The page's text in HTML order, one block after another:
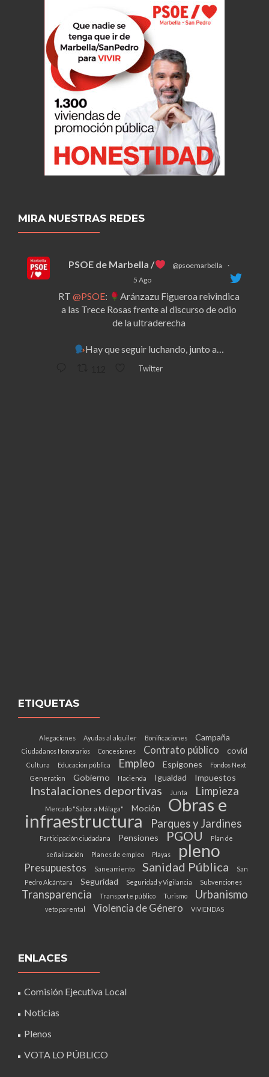
MIRA NUESTRAS REDES
PSOE de Marbella / @psoemarbella
·
5 Ago
RT @PSOE:
Aránzazu Figueroa reivindica
a las Trece Rosas frente al discurso de odio
de la ultraderecha
Hay que seguir luchando, junto a…
Twitter
ETIQUETAS
Alegaciones Ayudas al alquiler Bonificaciones Campaña
Ciudadanos Honorarios Concesiones Contrato público covid
Cultura Educación pública Empleo Espigones
Fondos Next
Generation
Gobierno Hacienda Igualdad Impuestos
Instalaciones deportivas Junta Limpieza
Mercado "Sabor a Málaga" Moción Obras e
infraestructura Parques y Jardines
Participación ciudadana Pensiones PGOU Plan de
señalización Planes de empleo Playas pleno
Presupuestos Saneamiento Sanidad Pública
San
Pedro Alcántara
Seguridad Seguridad y Vigilancia Subvenciones
Transparencia Transporte público Turismo Urbanismo
veto parental Violencia de Género VIVIENDAS
ENLACES
Comisión Ejecutiva Local
Noticias
Plenos
VOTA LO PÚBLICO